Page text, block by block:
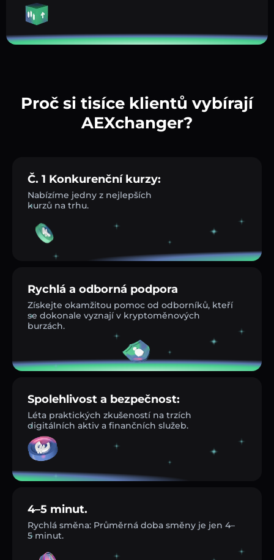
Proč si tisíce klientů vybírají
AEXchanger?
Č. 1 Konkurenční kurzy:
Nabízíme jedny z nejlepších
kurzů na trhu.
Rychlá a odborná podpora
Získejte okamžitou pomoc od odborníků, kteří
se dokonale vyznají v kryptoměnových
burzách.
Spolehlivost a bezpečnost:
Léta praktických zkušeností na trzích
digitálních aktiv a finančních služeb.
4–5 minut.
Rychlá směna: Průměrná doba směny je jen 4–
5 minut.